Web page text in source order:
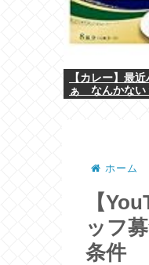
【カレー】最
ぁ なんかない
ホーム
【
ッフ
条件